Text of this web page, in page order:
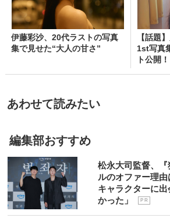
伊藤彩沙、20代ラストの写真
集で見せた“大人の甘さ”
【話題
1st写真
ト公開！
あわせて読みたい
編集部おすすめ
松永大司監督、
ルのオファー理
キャラクターに
かった」
P R